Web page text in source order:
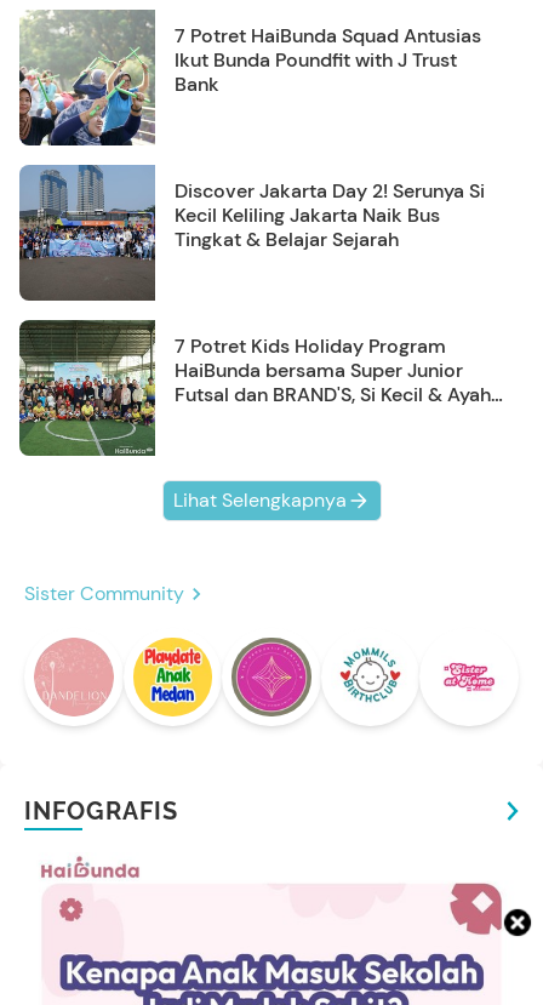
7 Potret HaiBunda Squad Antusias
Ikut Bunda Poundfit with J Trust
Bank
Discover Jakarta Day 2! Serunya Si
Kecil Keliling Jakarta Naik Bus
Tingkat & Belajar Sejarah
7 Potret Kids Holiday Program
HaiBunda bersama Super Junior
Futsal dan BRAND'S, Si Kecil & Ayah
Lihat Selengkapnya
Sister Community
INFOGRAFIS